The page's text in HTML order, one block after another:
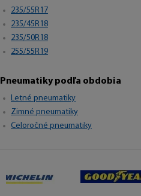
235/55R17
235/45R18
235/50R18
255/55R19
Pneumatiky podľa obdobia
Letné pneumatiky
Zimné pneumatiky
Celoročné pneumatiky